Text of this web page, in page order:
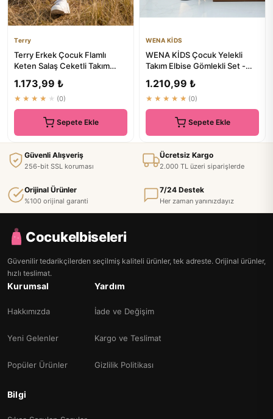
Terry
Terry Erkek Çocuk Flamlı
Keten Salaş Ceketli Takım
1.173,99 ₺
★★★★★ (0)
Sepete Ekle
WENA KİDS
WENA KİDS Çocuk Yelekli
Takım Elbise Gömlekli Set -
1.210,99 ₺
★★★★★ (0)
Sepete Ekle
Güvenli Alışveriş
256-bit SSL koruması
Ücretsiz Kargo
2.000 TL üzeri siparişlerde
Orijinal Ürünler
%100 orijinal garanti
7/24 Destek
Her zaman yanınızdayız
Cocukelbiseleri
Güvenilir tedarikçilerden seçilmiş kaliteli ürünler, tek adreste. Orijinal ürünler,
hızlı teslimat.
Kurumsal
Hakkımızda
Yeni Gelenler
Popüler Ürünler
Yardım
İade ve Değişim
Kargo ve Teslimat
Gizlilik Politikası
Bilgi